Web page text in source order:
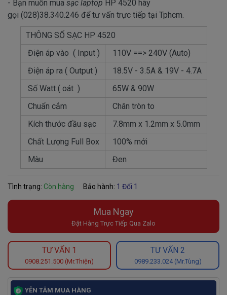
- Bạn muốn mua sạc laptop HP 4520 hãy
gọi (028)38.340.246 để tư vấn trực tiếp tại Tphcm.
THÔNG SỐ SẠC HP 4520
Điện áp vào ( Input )
110V ==> 240V (Auto)
Điện áp ra ( Output )
18.5V - 3.5A & 19V - 4.7A
Số Watt ( oát )
65W & 90W
Chuẩn cắm
Chân tròn to
Kích thước đầu sạc
7.8mm x 1.2mm x 5.0mm
Chất Lượng Full Box
100% mới
Màu
Đen
Tình trạng: Còn hàng Bảo hành: 1 Đổi 1
Mua Ngay
Đặt Hàng Trực Tiếp Qua Zalo
TƯ VẤN 1
0908.251.500 (Mr.Thiện)
TƯ VẤN 2
0989.233.024 (Mr.Tùng)
YÊN TÂM MUA HÀNG